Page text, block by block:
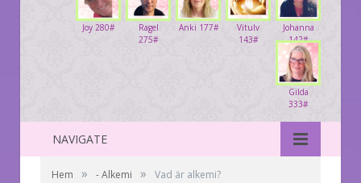
Johanna
142#
Vitulv
143#
Anki 177#
Ragel
275#
Joy 280#
Gilda
333#
NAVIGATE
Hem » - Alkemi » Vad är alkemi?